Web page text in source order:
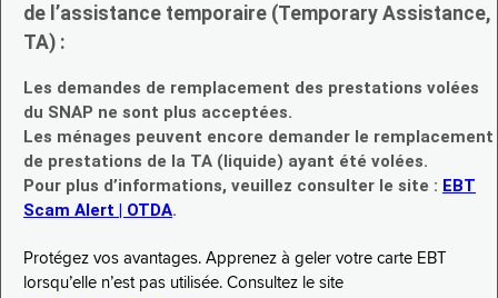
de l’assistance temporaire (Temporary Assistance,
TA) :
Les demandes de remplacement des prestations volées
du SNAP ne sont plus acceptées.
Les ménages peuvent encore demander le remplacement
de prestations de la TA (liquide) ayant été volées.
Pour plus d’informations, veuillez consulter le site : EBT
Scam Alert | OTDA.
Protégez vos avantages. Apprenez à geler votre carte EBT
lorsqu’elle n’est pas utilisée. Consultez le site